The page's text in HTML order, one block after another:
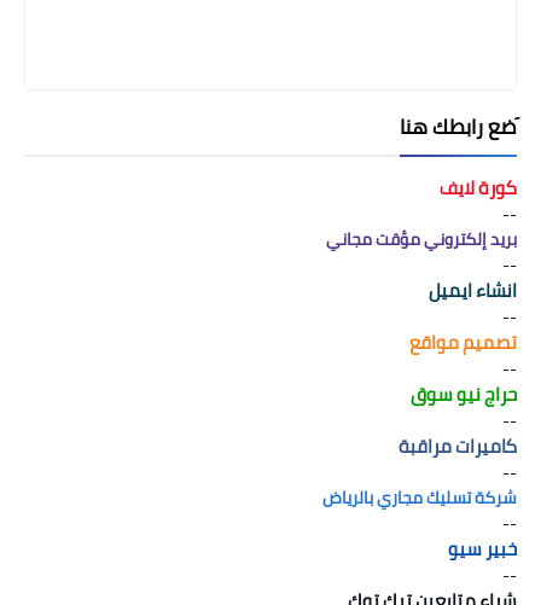
َضع رابطك هنا
كورة لايف
--
بريد إلكتروني مؤقت مجاني
--
انشاء ايميل
--
تصميم مواقع
--
حراج نيو سوق
--
كاميرات مراقبة
--
شركة تسليك مجاري بالرياض
--
خبير سيو
--